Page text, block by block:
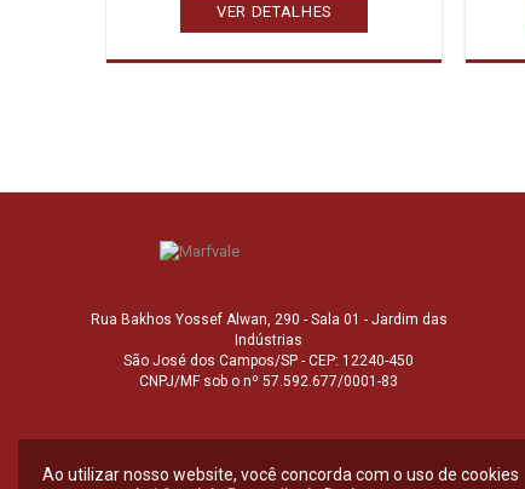
VER DETALHES
Rua Bakhos Yossef Alwan, 290 - Sala 01 - Jardim das
Indústrias
São José dos Campos/SP - CEP: 12240-450
CNPJ/MF sob o nº 57.592.677/0001-83
Ao utilizar nosso website, você concorda com o uso de cookies